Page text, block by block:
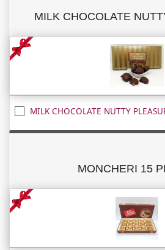
MILK CHOCOLATE
MILK CHOCOLATE NUTTY
MONCHERI 15